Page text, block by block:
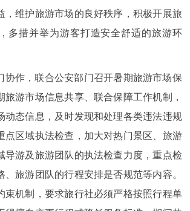
，维护旅游市场的良好秩序，积极开展旅
多措并举为游客打造安全舒适的旅游环
协作，联合公安部门召开暑期旅游市场保
旅游市场信息共享、联合保障工作机制，
动态信息，及时发现和处理各类违法违规
点区域执法检查，加大对热门景区、旅游
导游及旅游团队的执法检查力度，重点检
、旅游团队的行程安排是否规范等内容。
束机制，要求旅行社必须严格按照行程单